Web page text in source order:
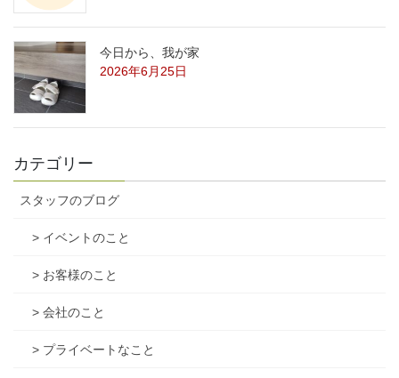
今日から、我が家
2026年6月25日
カテゴリー
スタッフのブログ
> イベントのこと
> お客様のこと
> 会社のこと
> プライベートなこと